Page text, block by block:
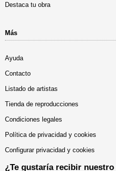
Destaca tu obra
Más
Ayuda
Contacto
Listado de artistas
Tienda de reproducciones
Condiciones legales
Política de privacidad y cookies
Configurar privacidad y cookies
¿Te gustaría recibir nuestro